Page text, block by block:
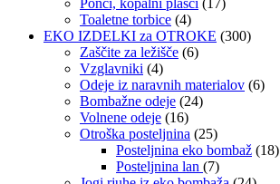
Ponči, kopalni plašči (17)
Toaletne torbice (4)
EKO IZDELKI za OTROKE (300)
Zaščite za ležišče (6)
Vzglavniki (4)
Odeje iz naravnih materialov (6)
Bombažne odeje (24)
Volnene odeje (16)
Otroška posteljnina (25)
Posteljnina eko bombaž (18)
Posteljnina lan (7)